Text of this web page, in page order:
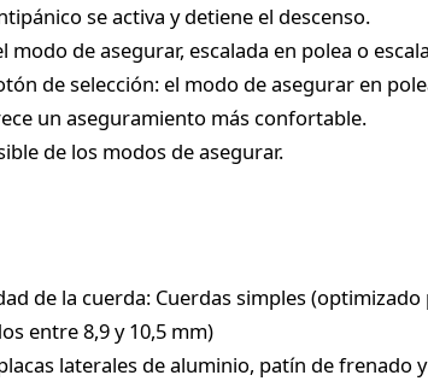
se activa y detiene el descenso.
modo de asegurar, escalada en polea o
de selección: el modo de asegurar en
un aseguramiento más confortable.
de los modos de asegurar.
de la cuerda: Cuerdas simples
entre 8,9 y 10,5 mm)
laterales de aluminio, patín de frenado